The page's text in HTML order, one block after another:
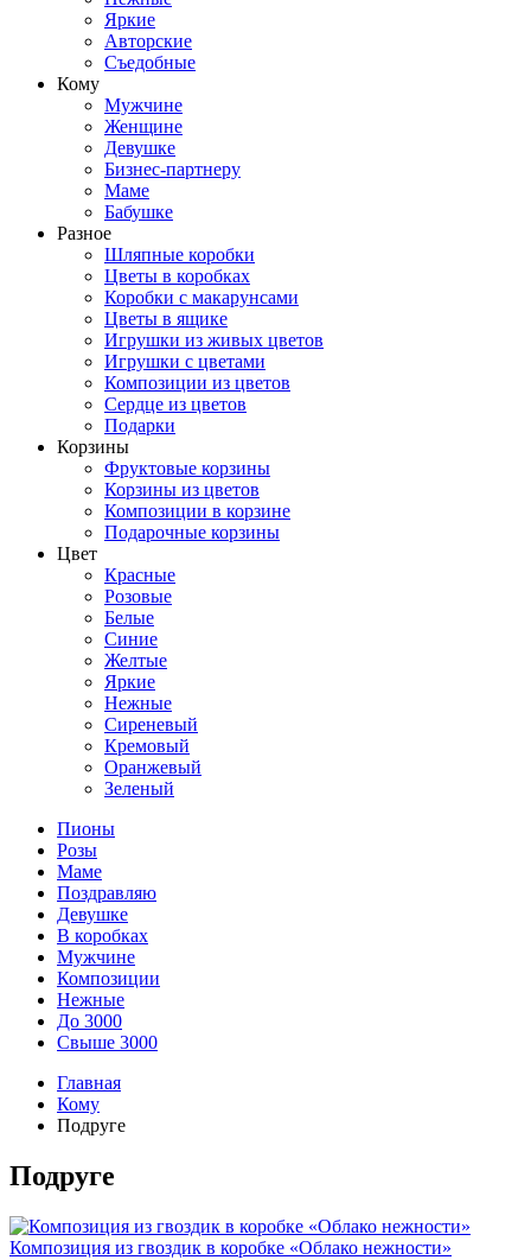
Яркие
Авторские
Съедобные
Кому
Мужчине
Женщине
Девушке
Бизнес-партнеру
Маме
Бабушке
Разное
Шляпные коробки
Цветы в коробках
Коробки с макарунсами
Цветы в ящике
Игрушки из живых цветов
Игрушки с цветами
Композиции из цветов
Сердце из цветов
Подарки
Корзины
Фруктовые корзины
Корзины из цветов
Композиции в корзине
Подарочные корзины
Цвет
Красные
Розовые
Белые
Синие
Желтые
Яркие
Нежные
Сиреневый
Кремовый
Оранжевый
Зеленый
Пионы
Розы
Маме
Поздравляю
Девушке
В коробках
Мужчине
Композиции
Нежные
До 3000
Свыше 3000
Главная
Кому
Подруге
Подруге
Композиция из гвоздик в коробке «Облако нежности»